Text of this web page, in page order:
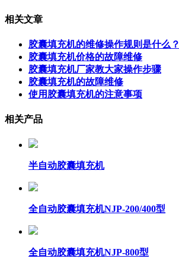
相关文章
胶囊填充机的维修操作规则是什么？
胶囊填充机价格的故障维修
胶囊填充机厂家教大家操作步骤
胶囊填充机的故障维修
使用胶囊填充机的注意事项
相关产品
半自动胶囊填充机
全自动胶囊填充机NJP-200/400型
全自动胶囊填充机NJP-800型